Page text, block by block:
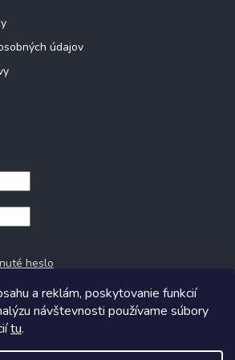
a reklám, poskytovanie funkcií
návštevnosti používame súbory
tu.
údajov
heslo